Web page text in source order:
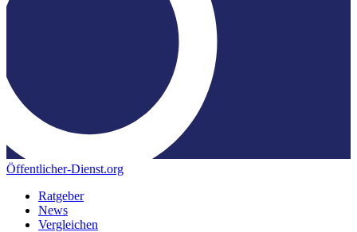
Öffentlicher-Dienst.org
Ratgeber
News
Vergleichen